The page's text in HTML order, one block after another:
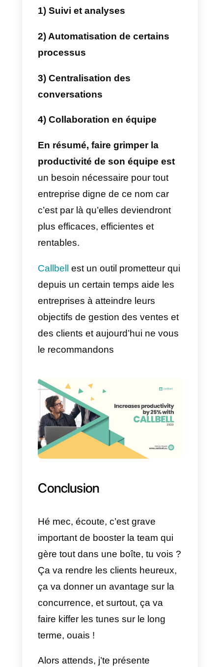
productivités, les entreprises
stratégies et deviennent plus
2) Gagner en efficience et en
rentabilité :Améliorer sa
productivité fait grandir la
rentabilité d’un business en
assouplissant les taches.
3) Sans cesse Innover :
équipe efficiente peut dédier plus
l’innovation.
4) Toujours satisfaire les
:Quand les taches sont faites de
manière efficiente, les clients
plus précise.
Augmentez la productivité
des équipes
opérationnelles de 25 %
grâce à Callbell
d’augmenter la productivité de
l’équipe de plus de 25%, dû au
fait des nombreuses
fonctionnalités qu’elle apporte
entreprises. Parmi ces
fonctionnalités, nous retrouvons :